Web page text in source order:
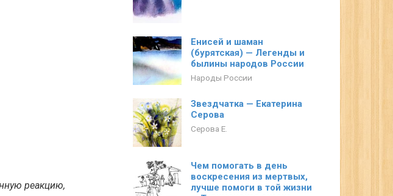
реакцию,
Енисей и шаман
(бурятская) — Легенды и
былины народов России
Народы России
Звездчатка — Екатерина
Серова
Серова Е.
Чем помогать в день
воскресения из мертвых,
лучше помоги в той жизни